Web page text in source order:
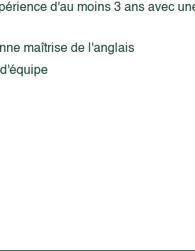
d'au moins 3 ans avec
maîtrise de l'anglais